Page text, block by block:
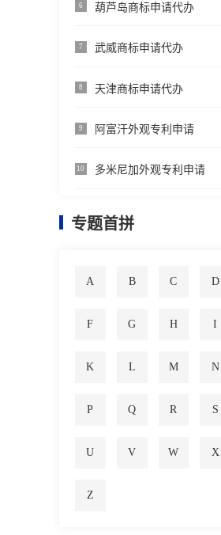
6 葫芦岛商标申请代办
7 武威商标申请代办
8 天津商标申请代办
9 阿富汗外观专利申请
10 多米尼加外观专利申请
专题首拼
A B C D
F G H I
K L M N
P Q R S
U V W X
Z